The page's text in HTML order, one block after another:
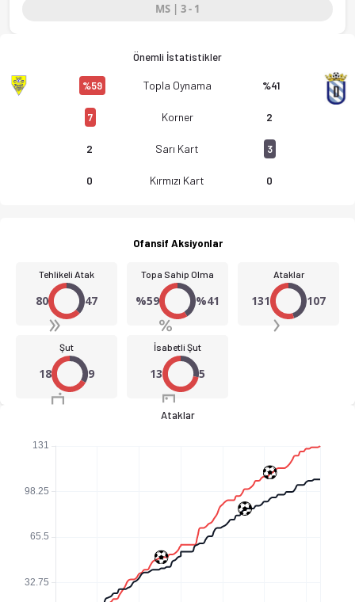
MS | 3 - 1
Önemli İstatistikler
%59 Topla Oynama %41
7 Korner 2
2 Sarı Kart 3
0 Kırmızı Kart 0
Ofansif Aksiyonlar
Tehlikeli Atak
80 47
Topa Sahip Olma
%59 %41
Ataklar
131 107
Şut
18 9
İsabetli Şut
13 5
Ataklar